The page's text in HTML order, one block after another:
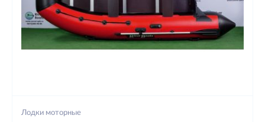
Лодки моторные